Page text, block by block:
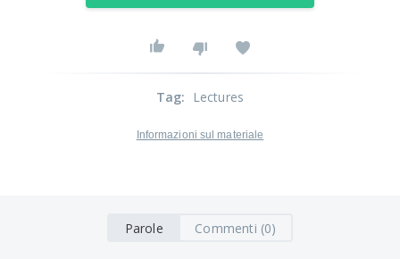
Tag: Lectures
Informazioni sul materiale
Parole Commenti (0)